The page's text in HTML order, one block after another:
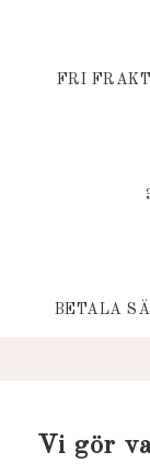
FRI
BETALA
Vi gör